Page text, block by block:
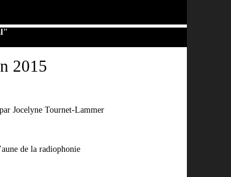
2015
Jocelyne Tournet-Lammer
de la radiophonie